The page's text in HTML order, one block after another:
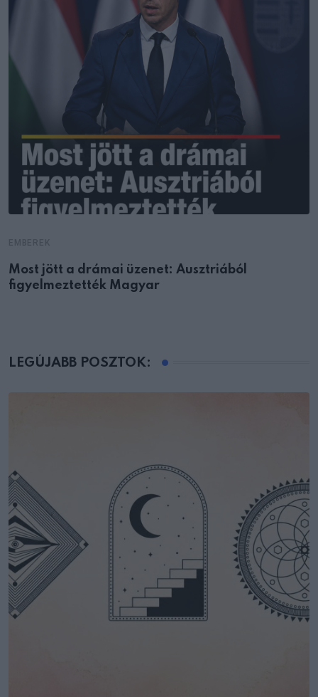
Most jött a drámai üzenet: Ausztriából
figyelmeztették Magyar
LEGÚJABB POSZTOK: